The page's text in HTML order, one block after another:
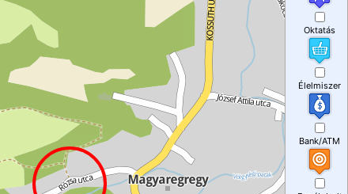
Oktatás
Élelmiszer
Bank/ATM